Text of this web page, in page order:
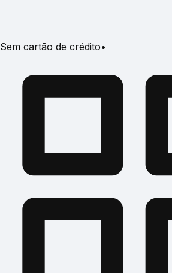
Sem cartão de crédito•